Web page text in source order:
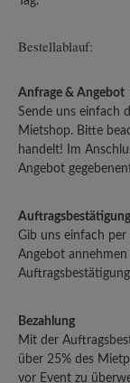
Bestellablauf:
Anfrage & Angebot
Sende uns einfach
Mietshop. Bitte
handelt! Im
Angebot
Auftragsbestätigung
Gib uns einfach per
Angebot
Bezahlung
Mit der
über 25% des
vor Event zu